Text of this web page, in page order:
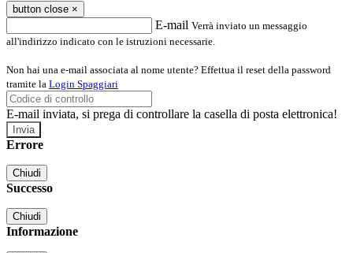
button close ×
E-mail Verrà inviato un messaggio
all'indirizzo indicato con le istruzioni necessarie.
Non hai una e-mail associata al nome utente? Effettua il reset della password
tramite la Login Spaggiari
E-mail inviata, si prega di controllare la casella di posta elettronica!
Errore
Chiudi
Successo
Chiudi
Informazione